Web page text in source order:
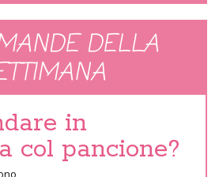
DELLA
in
col pancione?